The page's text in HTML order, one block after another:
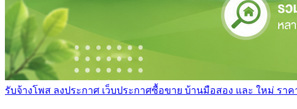
รับจ้างโพส ลงประกาศ เว็บประกาศซื้อขาย บ้านมือสอง และ ใหม่ รา